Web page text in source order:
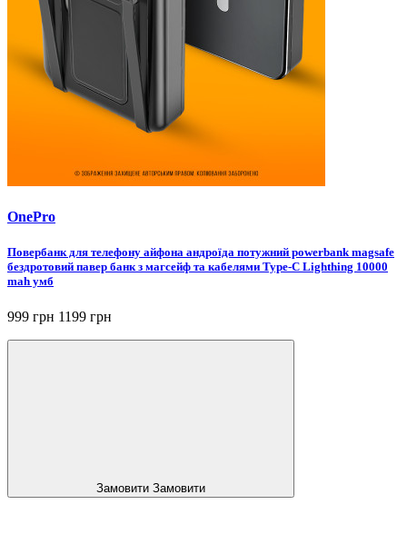
OnePro
Повербанк для телефону айфона андроїда потужний powerbank magsafe
бездротовий павер банк з магсейф та кабелями Type-C Lighthing 10000
mah умб
999 грн 1199 грн
Замовити Замовити